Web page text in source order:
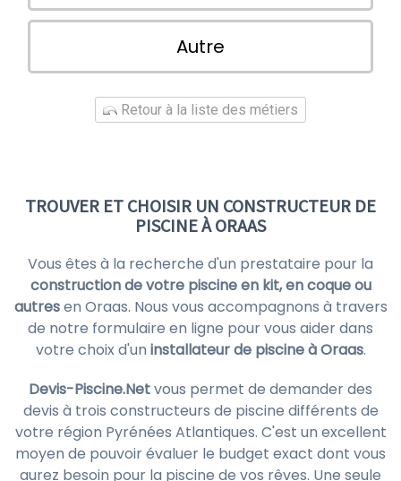
Autre
Retour à la liste des métiers
TROUVER ET CHOISIR UN CONSTRUCTEUR DE
PISCINE À ORAAS
Vous êtes à la recherche d'un prestataire pour la
construction de votre piscine en kit, en coque ou
autresen Oraas. Nous vous accompagnons à travers
de notre formulaire en ligne pour vous aider dans
votre choix d'un installateur de piscine à Oraas.
Devis-Piscine.Netvous permet de demander des
devis à trois constructeurs de piscine différents de
votre région Pyrénées Atlantiques. C'est un excellent
moyen de pouvoir évaluer le budget exact dont vous
aurez besoin pour la piscine de vos rêves. Une seule